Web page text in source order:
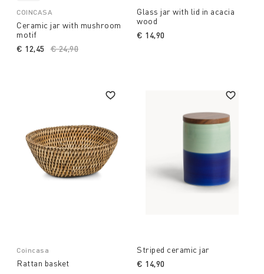
COINCASA
Ceramic jar with mushroom
motif
Price reduced from
€ 24,90
€ 12,45
Glass jar with lid in acacia
wood
€ 14,90
Coincasa
Rattan basket
Striped ceramic jar
€ 14,90